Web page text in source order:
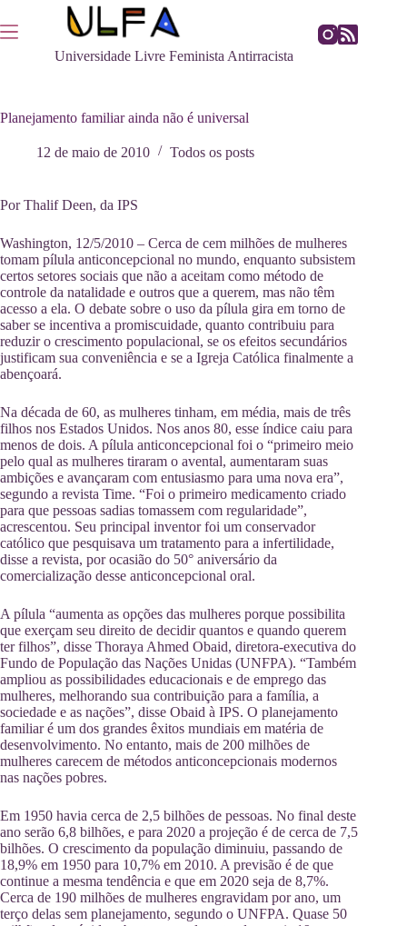
para
o
Universidade Livre Feminista Antirracista
Planejamento familiar ainda não é universal
12 de maio de 2010 Todos os posts
Por Thalif Deen, da IPS
Washington, 12/5/2010 – Cerca de cem milhões de mulheres
tomam pílula anticoncepcional no mundo, enquanto subsistem
certos setores sociais que não a aceitam como método de
controle da natalidade e outros que a querem, mas não têm
acesso a ela. O debate sobre o uso da pílula gira em torno de
saber se incentiva a promiscuidade, quanto contribuiu para
reduzir o crescimento populacional, se os efeitos secundários
justificam sua conveniência e se a Igreja Católica finalmente a
abençoará.
Na década de 60, as mulheres tinham, em média, mais de três
filhos nos Estados Unidos. Nos anos 80, esse índice caiu para
menos de dois. A pílula anticoncepcional foi o “primeiro meio
pelo qual as mulheres tiraram o avental, aumentaram suas
ambições e avançaram com entusiasmo para uma nova era”,
segundo a revista Time. “Foi o primeiro medicamento criado
para que pessoas sadias tomassem com regularidade”,
acrescentou. Seu principal inventor foi um conservador
católico que pesquisava um tratamento para a infertilidade,
disse a revista, por ocasião do 50° aniversário da
comercialização desse anticoncepcional oral.
A pílula “aumenta as opções das mulheres porque possibilita
que exerçam seu direito de decidir quantos e quando querem
ter filhos”, disse Thoraya Ahmed Obaid, diretora-executiva do
Fundo de População das Nações Unidas (UNFPA). “Também
ampliou as possibilidades educacionais e de emprego das
mulheres, melhorando sua contribuição para a família, a
sociedade e as nações”, disse Obaid à IPS. O planejamento
familiar é um dos grandes êxitos mundiais em matéria de
desenvolvimento. No entanto, mais de 200 milhões de
mulheres carecem de métodos anticoncepcionais modernos
nas nações pobres.
Em 1950 havia cerca de 2,5 bilhões de pessoas. No final deste
ano serão 6,8 bilhões, e para 2020 a projeção é de cerca de 7,5
bilhões. O crescimento da população diminuiu, passando de
18,9% em 1950 para 10,7% em 2010. A previsão é de que
continue a mesma tendência e que em 2020 seja de 8,7%.
Cerca de 190 milhões de mulheres engravidam por ano, um
terço delas sem planejamento, segundo o UNFPA. Quase 50